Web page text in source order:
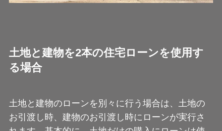
土地と建物を2本の住宅ローンを使用す
る場合
土地と建物のローンを別々に行う場合は、土地の
お引渡し時、建物のお引渡し時にローンが実行さ